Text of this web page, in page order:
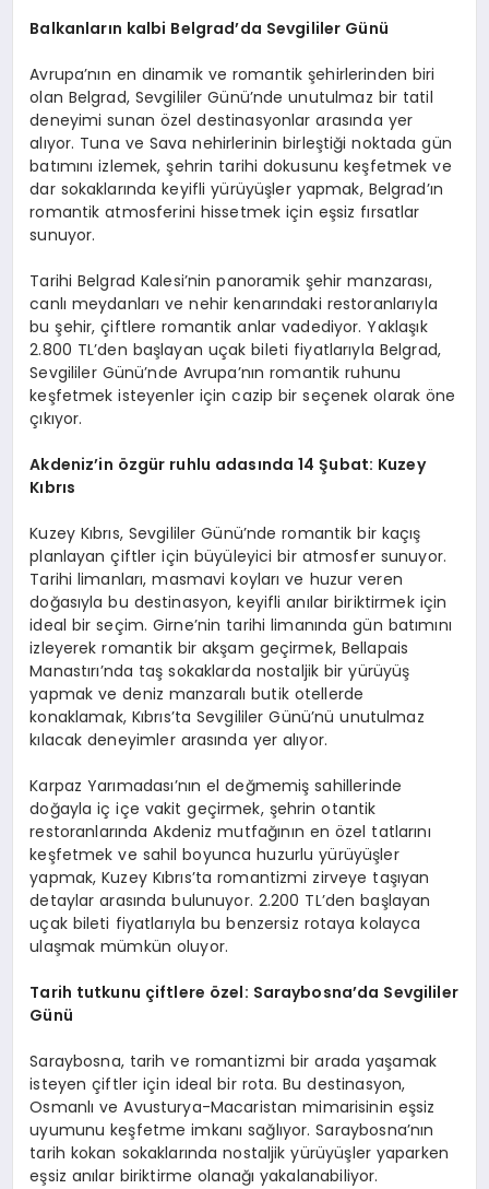
Balkanların kalbi Belgrad’da Sevgililer Günü
Avrupa’nın en dinamik ve romantik şehirlerinden biri
olan Belgrad, Sevgililer Günü’nde unutulmaz bir tatil
deneyimi sunan özel destinasyonlar arasında yer
alıyor. Tuna ve Sava nehirlerinin birleştiği noktada gün
batımını izlemek, şehrin tarihi dokusunu keşfetmek ve
dar sokaklarında keyifli yürüyüşler yapmak, Belgrad’ın
romantik atmosferini hissetmek için eşsiz fırsatlar
sunuyor.
Tarihi Belgrad Kalesi’nin panoramik şehir manzarası,
canlı meydanları ve nehir kenarındaki restoranlarıyla
bu şehir, çiftlere romantik anlar vadediyor. Yaklaşık
2.800 TL’den başlayan uçak bileti fiyatlarıyla Belgrad,
Sevgililer Günü’nde Avrupa’nın romantik ruhunu
keşfetmek isteyenler için cazip bir seçenek olarak öne
çıkıyor.
Akdeniz’in özgür ruhlu adasında 14 Şubat: Kuzey
Kıbrıs
Kuzey Kıbrıs, Sevgililer Günü’nde romantik bir kaçış
planlayan çiftler için büyüleyici bir atmosfer sunuyor.
Tarihi limanları, masmavi koyları ve huzur veren
doğasıyla bu destinasyon, keyifli anılar biriktirmek için
ideal bir seçim. Girne’nin tarihi limanında gün batımını
izleyerek romantik bir akşam geçirmek, Bellapais
Manastırı’nda taş sokaklarda nostaljik bir yürüyüş
yapmak ve deniz manzaralı butik otellerde
konaklamak, Kıbrıs’ta Sevgililer Günü’nü unutulmaz
kılacak deneyimler arasında yer alıyor.
Karpaz Yarımadası’nın el değmemiş sahillerinde
doğayla iç içe vakit geçirmek, şehrin otantik
restoranlarında Akdeniz mutfağının en özel tatlarını
keşfetmek ve sahil boyunca huzurlu yürüyüşler
yapmak, Kuzey Kıbrıs’ta romantizmi zirveye taşıyan
detaylar arasında bulunuyor. 2.200 TL’den başlayan
uçak bileti fiyatlarıyla bu benzersiz rotaya kolayca
ulaşmak mümkün oluyor.
Tarih tutkunu çiftlere özel: Saraybosna’da Sevgililer
Günü
Saraybosna, tarih ve romantizmi bir arada yaşamak
isteyen çiftler için ideal bir rota. Bu destinasyon,
Osmanlı ve Avusturya-Macaristan mimarisinin eşsiz
uyumunu keşfetme imkanı sağlıyor. Saraybosna’nın
tarih kokan sokaklarında nostaljik yürüyüşler yaparken
eşsiz anılar biriktirme olanağı yakalanabiliyor.